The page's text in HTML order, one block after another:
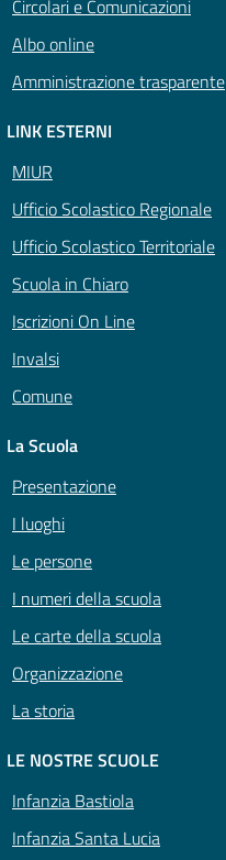
Circolari e Comunicazioni
Albo online
Amministrazione trasparente
LINK ESTERNI
MIUR
Ufficio Scolastico Regionale
Ufficio Scolastico Territoriale
Scuola in Chiaro
Iscrizioni On Line
Invalsi
Comune
La Scuola
Presentazione
I luoghi
Le persone
I numeri della scuola
Le carte della scuola
Organizzazione
La storia
LE NOSTRE SCUOLE
Infanzia Bastiola
Infanzia Santa Lucia